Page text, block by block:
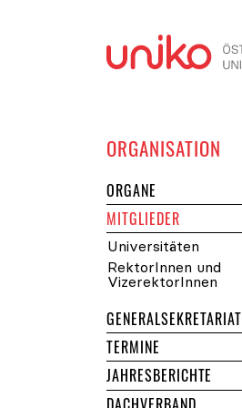
ORGANISATION
ORGANE
MITGLIEDERDER UNIKO
Universitäten
RektorInnen und
VizerektorInnen
GENERALSEKRETARIAT
TERMINE
JAHRESBERICHTE